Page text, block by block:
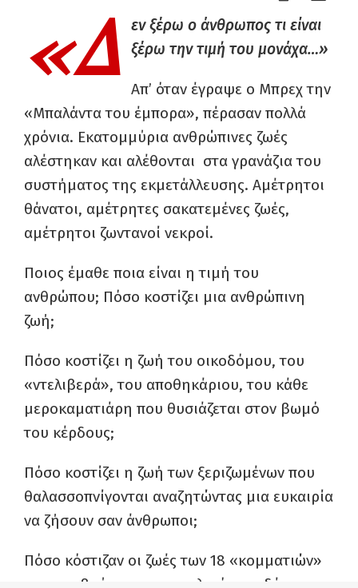
«Δ
εν ξέρω ο άνθρωπος τι είναι
ξέρω την τιμή του μονάχα…»
Απ’ όταν έγραψε ο Μπρεχ την
«Μπαλάντα του έμπορα», πέρασαν πολλά
χρόνια. Εκατομμύρια ανθρώπινες ζωές
αλέστηκαν και αλέθονται στα γρανάζια του
συστήματος της εκμετάλλευσης. Αμέτρητοι
θάνατοι, αμέτρητες σακατεμένες ζωές,
αμέτρητοι ζωντανοί νεκροί.
Ποιος έμαθε ποια είναι η τιμή του
ανθρώπου; Πόσο κοστίζει μια ανθρώπινη
ζωή;
Πόσο κοστίζει η ζωή του οικοδόμου, του
«ντελιβερά», του αποθηκάριου, του κάθε
μεροκαματιάρη που θυσιάζεται στον βωμό
του κέρδους;
Πόσο κοστίζει η ζωή των ξεριζωμένων που
θαλασσοπνίγονται αναζητώντας μια ευκαιρία
να ζήσουν σαν άνθρωποι;
Πόσο κόστιζαν οι ζωές των 18 «κομματιών»